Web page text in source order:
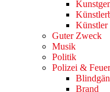
Guter Zweck
Musik
Politik
Polizei &
Brand